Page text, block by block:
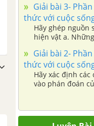
Giải bài 3-
thức với cuộc
Hãy ghép nguồn
hiện vật a. Những di tích, đồ vật của người xưa còn được giữ lại trong lòng đất hay trên mặt
Giải bài 2-
thức với cuộc
Hãy xác định các câu
vào phán đoán